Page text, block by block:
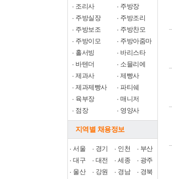
· 조리사 · 주방장
· 주방실장 · 주방조리
· 주방보조 · 주방찬모
· 주방이모 · 주방아줌마
· 홀서빙 · 바리스타
· 바텐더 · 소믈리에
·제과사 ·제빵사
·제과제빵사 ·파티쉐
· 육부장 ·매니저
· 점장 · 영양사
지역별 채용정보
· 서울 · 경기 · 인천 · 부산
· 대구 · 대전 · 세종 · 광주
· 울산 · 강원 · 경남 · 경북